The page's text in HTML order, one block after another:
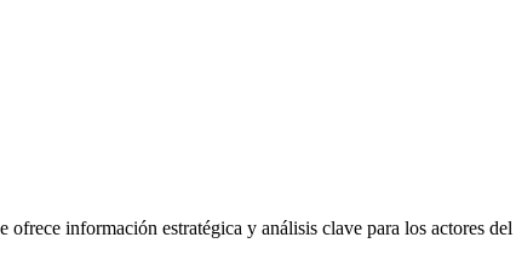
información estratégica y análisis clave para los actores